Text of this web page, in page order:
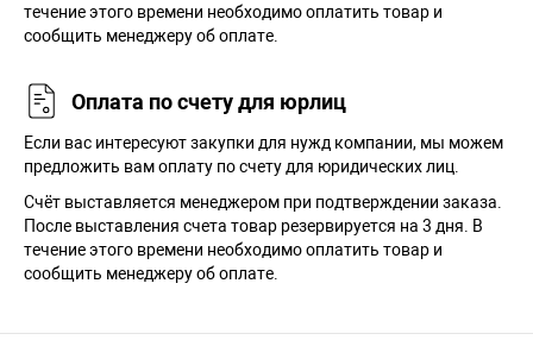
течение этого времени необходимо оплатить товар и
сообщить менеджеру об оплате.
Оплата по счету для юрлиц
Если вас интересуют закупки для нужд компании, мы можем
предложить вам оплату по счету для юридических лиц.
Счёт выставляется менеджером при подтверждении заказа.
После выставления счета товар резервируется на 3 дня. В
течение этого времени необходимо оплатить товар и
сообщить менеджеру об оплате.